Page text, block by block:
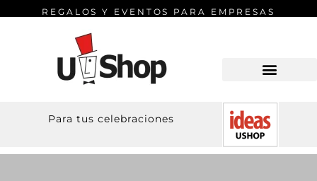
REGALOS Y EVENTOS PARA EMPRESAS
Para tus celebraciones